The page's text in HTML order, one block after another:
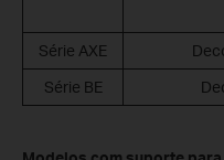
Série AXE
Série BE